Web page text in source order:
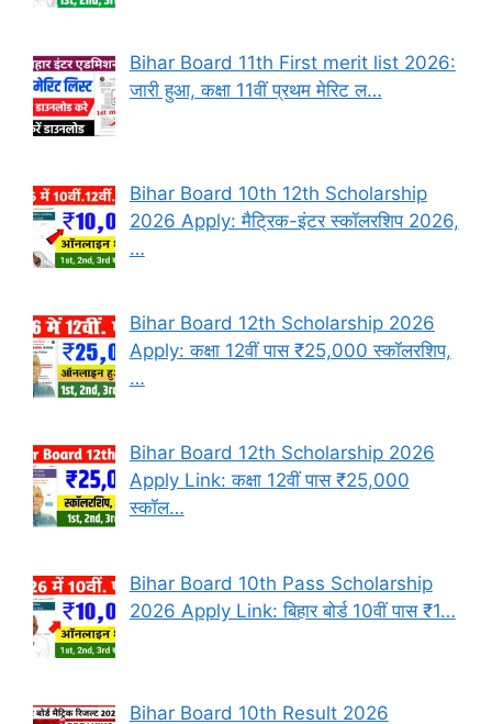
Bihar Board 11th First merit list 2026:
जारी हुआ, कक्षा 11वीं प्रथम मेरिट ल…
Bihar Board 10th 12th Scholarship
2026 Apply: मैट्रिक-इंटर स्कॉलरशिप 2026,
…
Bihar Board 12th Scholarship 2026
Apply: कक्षा 12वीं पास ₹25,000 स्कॉलरशिप,
…
Bihar Board 12th Scholarship 2026
Apply Link: कक्षा 12वीं पास ₹25,000
स्कॉल…
Bihar Board 10th Pass Scholarship
2026 Apply Link: बिहार बोर्ड 10वीं पास ₹1…
Bihar Board 10th Result 2026